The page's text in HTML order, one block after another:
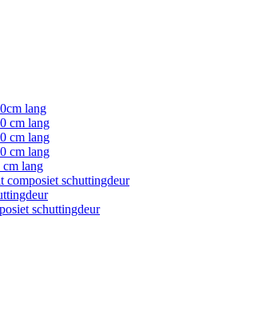
lang
cm lang
cm lang
cm lang
lang
composiet schuttingdeur
schuttingdeur